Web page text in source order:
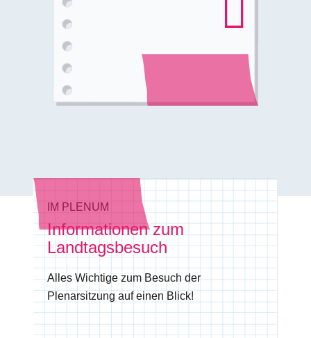
IM PLENUM
Informationen zum
Landtagsbesuch
Alles Wichtige zum Besuch der
Plenarsitzung auf einen Blick!